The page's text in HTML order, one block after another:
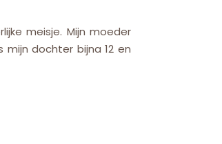
meisje. Mijn moeder
dochter bijna 12 en